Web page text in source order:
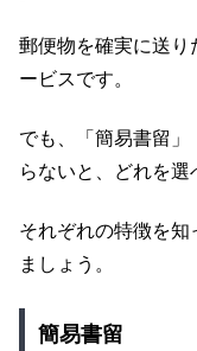
郵便物を確実に送り
ービスです。
でも、「簡易書留
らないと、どれを選
それぞれの特徴を
ましょう。
簡易書留